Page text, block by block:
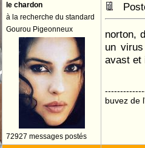
le chardon
à la recherche du standard
Gourou Pigeonneux
72927 messages postés
norton,
un
avast et
buvez de